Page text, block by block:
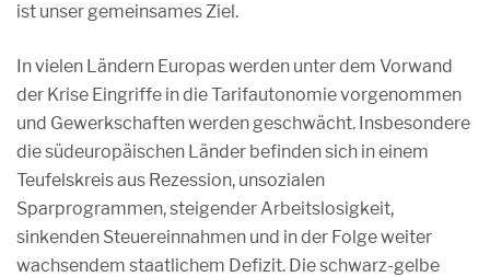
ist unser gemeinsames Ziel.
In vielen Ländern Europas werden unter dem Vorwand
der Krise Eingriffe in die Tarifautonomie vorgenommen
und Gewerkschaften werden geschwächt. Insbesondere
die südeuropäischen Länder befinden sich in einem
Teufelskreis aus Rezession, unsozialen
Sparprogrammen, steigender Arbeitslosigkeit,
sinkenden Steuereinnahmen und in der Folge weiter
wachsendem staatlichem Defizit. Die schwarz-gelbe